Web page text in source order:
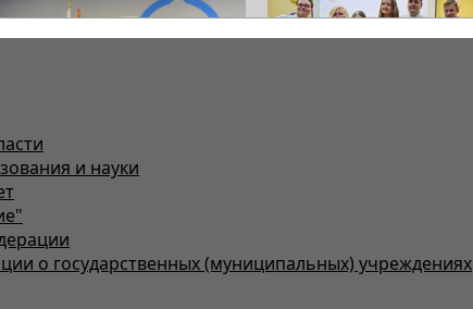
и науки
о государственных (муниципальных) учреждениях